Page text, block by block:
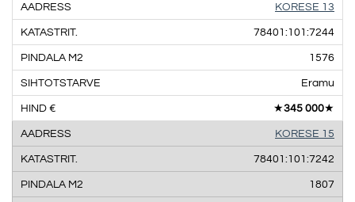
KORESE 13
78401:101:7244
1576
Eramu
★345 000★
KORESE 15
78401:101:7242
1807